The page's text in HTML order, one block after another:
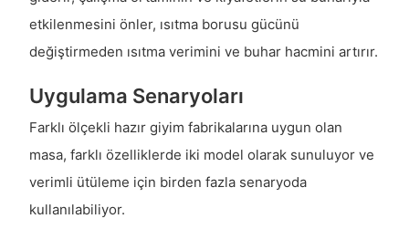
etkilenmesini önler, ısıtma borusu gücünü
değiştirmeden ısıtma verimini ve buhar hacmini artırır.
Uygulama Senaryoları
Farklı ölçekli hazır giyim fabrikalarına uygun olan
masa, farklı özelliklerde iki model olarak sunuluyor ve
verimli ütüleme için birden fazla senaryoda
kullanılabiliyor.